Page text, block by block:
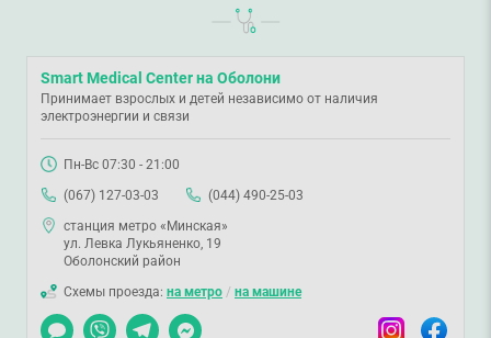
Smart Medical Center на Оболони
Принимает взрослых и детей независимо от наличия
электроэнергии и связи
Пн-Вс 07:30 - 21:00
(067) 127-03-03
(044) 490-25-03
станция метро «Минская»
ул. Левка Лукьяненко, 19
Оболонский район
Схемы проезда: на метро / на машине
Чат
Viber TelegramMessenger InstagramFacebook